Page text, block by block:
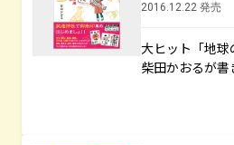
2016.12.22 発売
大ヒット「地球
柴田かおるが